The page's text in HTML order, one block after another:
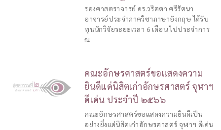
รองศาสตราจารย์ ดร.วริตตา ศรีรัตนา
อาจารย์ประจำภาควิชาภาษาอังกฤษ ได้รับ
ทุนนักวิจัยระยะเวลา 6 เดือน ไปประจำการ
ณ
คณะอักษรศาสตร์ขอแสดงความ
ยินดีแด่นิสิตเก่าอักษรศาสตร์ จุฬาฯ
ดีเด่น ประจำปี ๒๕๖๖
คณะอักษรศาสตร์ขอแสดงความยินดีเป็น
อย่างยิ่งแด่นิสิตเก่าอักษรศาสตร์ จุฬาฯ ดีเด่น